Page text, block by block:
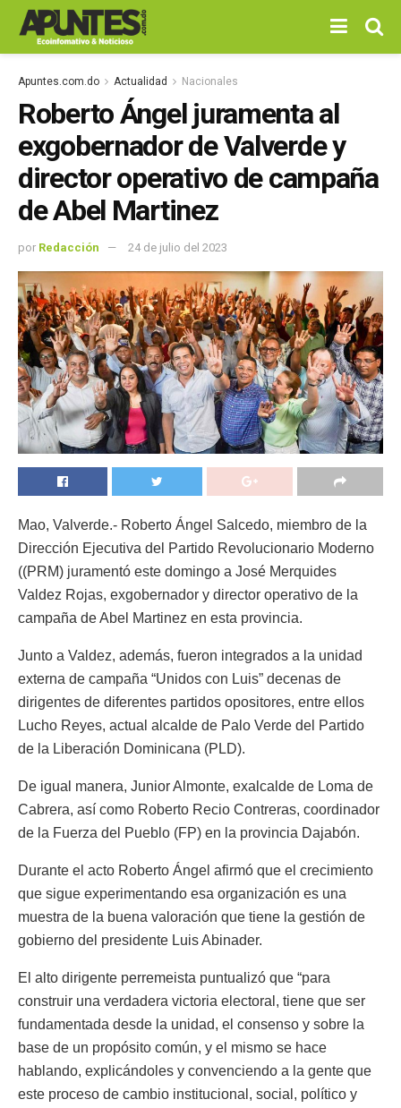
Apuntes.com.do Actualidad Nacionales
Roberto Ángel juramenta al
exgobernador de Valverde y
director operativo de campaña
de Abel Martinez
por Redacción 24 de julio del 2023
Mao, Valverde.- Roberto Ángel Salcedo, miembro de la
Dirección Ejecutiva del Partido Revolucionario Moderno
((PRM) juramentó este domingo a José Merquides
Valdez Rojas, exgobernador y director operativo de la
campaña de Abel Martinez en esta provincia.
Junto a Valdez, además, fueron integrados a la unidad
externa de campaña “Unidos con Luis” decenas de
dirigentes de diferentes partidos opositores, entre ellos
Lucho Reyes, actual alcalde de Palo Verde del Partido
de la Liberación Dominicana (PLD).
De igual manera, Junior Almonte, exalcalde de Loma de
Cabrera, así como Roberto Recio Contreras, coordinador
de la Fuerza del Pueblo (FP) en la provincia Dajabón.
Durante el acto Roberto Ángel afirmó que el crecimiento
que sigue experimentando esa organización es una
muestra de la buena valoración que tiene la gestión de
gobierno del presidente Luis Abinader.
El alto dirigente perremeista puntualizó que “para
construir una verdadera victoria electoral, tiene que ser
fundamentada desde la unidad, el consenso y sobre la
base de un propósito común, y el mismo se hace
hablando, explicándoles y convenciendo a la gente que
este proceso de cambio institucional, social, político y